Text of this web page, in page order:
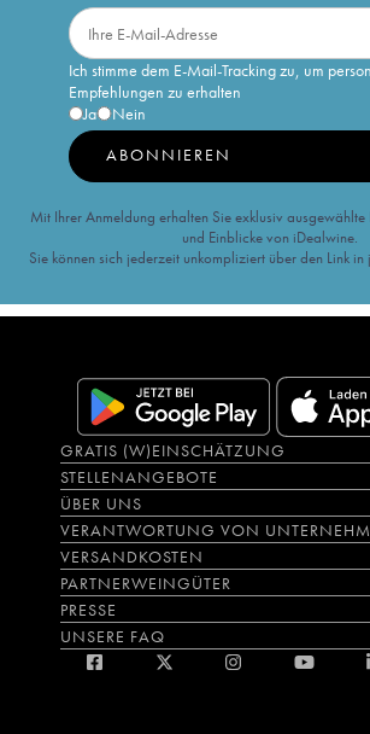
Ich stimme dem E-Mail-Tracking zu, um
Empfehlungen zu erhalten
Ja
Nein
ABONNIEREN
Mit Ihrer Anmeldung erhalten Sie exklusiv
und Einblicke von iDealwine.
Sie können sich jederzeit unkompliziert über den Link
GRATIS (W)EINSCHÄTZUNG
STELLENANGEBOTE
ÜBER UNS
VERANTWORTUNG VON
VERSANDKOSTEN
PARTNERWEINGÜTER
PRESSE
UNSERE FAQ